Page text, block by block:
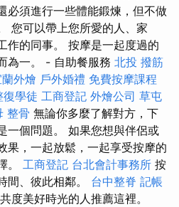
須進行一些體能鍛煉，但不做
您可以帶上您所愛的人、家
作的同事。 按摩是一起度過的
為一。 - 自助餐服務 北投 撥筋
外燴 戶外婚禮 免費按摩課程
復學徒 工商登記 外燴公司 草屯
整骨 無論你多麼了解對方，下
一個問題。 如果您想與伴侶或
果，一起放鬆，一起享受按摩的
。 工商登記 台北會計事務所 按
間、彼此相鄰。 台中整脊 記帳
度美好時光的人推薦這裡。